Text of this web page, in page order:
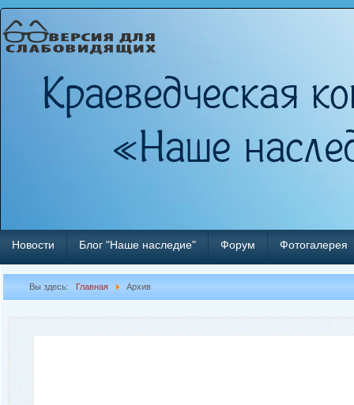
Новости Блог "Наше наследие" Форум Фотогалерея
Вы здесь: Главная Архив